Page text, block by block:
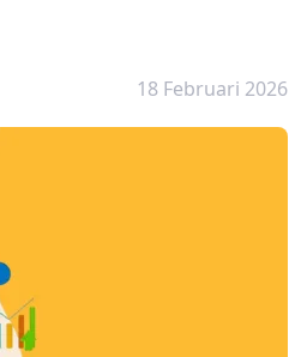
18 Februari 2026